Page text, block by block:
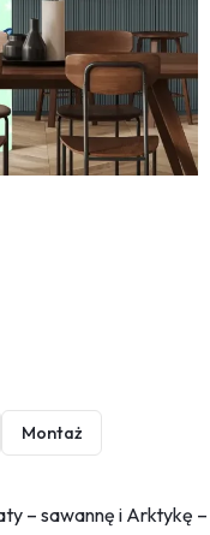
Montaż
– sawannę i Arktykę